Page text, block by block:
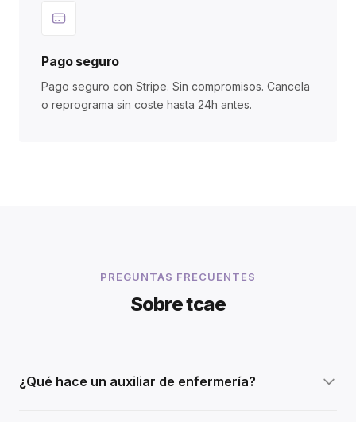
Pago seguro
Pago seguro con Stripe. Sin compromisos. Cancela
o reprograma sin coste hasta 24h antes.
PREGUNTAS FRECUENTES
Sobre tcae
¿Qué hace un auxiliar de enfermería?